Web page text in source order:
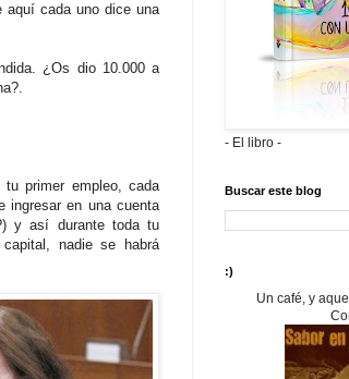
aquí cada uno dice una
¿Os dio 10.000 a
primer empleo, cada
ingresar en una cuenta
y así durante toda tu
nadie se habrá
- El libro -
Buscar este blog
:)
Un café, y